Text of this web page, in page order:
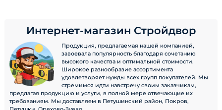
Интернет-магазин Стройдвор
Продукция, предлагаемая нашей компанией,
завоевала популярность благодаря сочетанию
высокого качества и оптимальной стоимости.
Широкое разнообразие ассортимента
удовлетворяет нужды всех групп покупателей. Мы
стремимся идти навстречу своим заказчикам,
предлагая продукцию и услуги, в полной мере отвечающие их
требованиям. Мы доставляем в Петушинский район, Покров,